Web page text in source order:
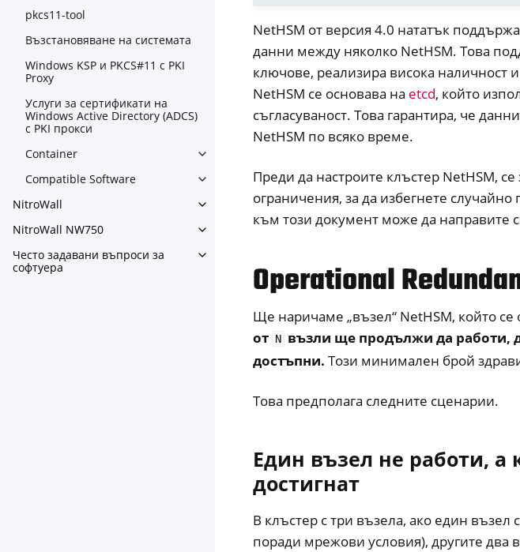
pkcs11-tool
Възстановяване на системата
Windows KSP и PKCS#11 с PKI
Proxy
Услуги за сертификати на
Windows Active Directory (ADCS)
с PKI прокси
Container
Toggle navigation of Container
Compatible Software
Toggle navigation of Compatible Software
NitroWall
Toggle navigation of NitroWall
NitroWall NW750
Toggle navigation of NitroWall NW750
Често задавани въпроси за
софтуера
Toggle navigation of Често задавани въпроси за софтуера
NetHSM от версия 4.0 нататък
данни между няколко NetHSM. Това
ключове, реализира висока наличност
NetHSM се основава на etcd, който
съгласуваност. Това гарантира, че
NetHSM по всяко време.
Преди да настроите клъстер NetHSM,
ограничения, за да избегнете
към този документ може да направите
Operational
Ще наричаме „възел“ NetHSM, който се
от N възли ще продължи да работи,
достъпни. Този минимален брой
Това предполага следните сценарии.
Един възел не работи, а
достигнат
В клъстер с три възела, ако един
поради мрежови условия), другите два